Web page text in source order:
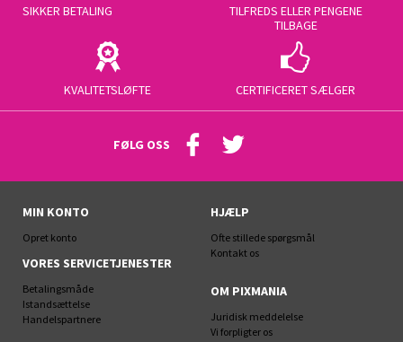
SIKKER BETALING
TILFREDS ELLER PENGENE
TILBAGE
KVALITETSLØFTE CERTIFICERET SÆLGER
FØLG OSS
MIN KONTO
Opret konto
VORES SERVICETJENESTER
Betalingsmåde
Istandsættelse
Handelspartnere
HJÆLP
Ofte stillede spørgsmål
Kontakt os
OM PIXMANIA
Juridisk meddelelse
Vi forpligter os